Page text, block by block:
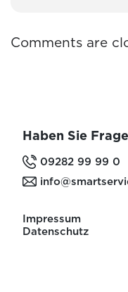
Comments are
Haben Sie
09282 99 99 0
Impressum
Datenschutz